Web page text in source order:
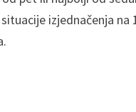
izjednačenja